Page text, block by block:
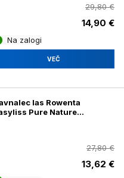
29,80 €
14,90 €
Na zalogi
VEČ
las Rowenta
Pure Nature
27,80 €
13,62 €